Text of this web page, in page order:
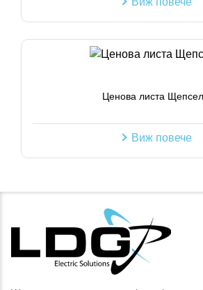
Ценова листа
Виж повече